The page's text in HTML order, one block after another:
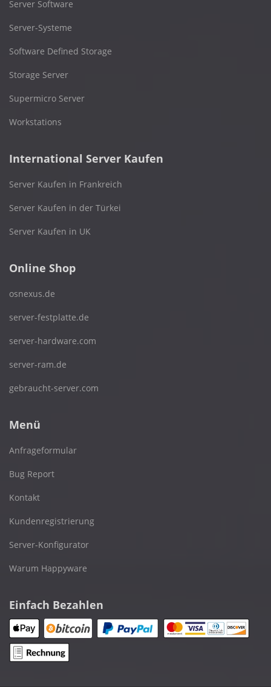
Server Software
Server-Systeme
Software Defined Storage
Storage Server
Supermicro Server
Workstations
International Server Kaufen
Server Kaufen in Frankreich
Server Kaufen in der Türkei
Server Kaufen in UK
Online Shop
osnexus.de
server-festplatte.de
server-hardware.com
server-ram.de
gebraucht-server.com
Menü
Anfrageformular
Bug Report
Kontakt
Kundenregistrierung
Server-Konfigurator
Warum Happyware
Einfach Bezahlen